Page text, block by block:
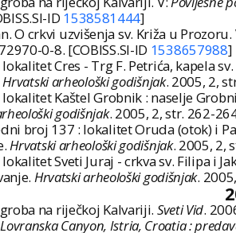
ID 1538581444]
O crkvi uzvišenja sv. Križa u Prozoru.
0-8. [COBISS.SI-ID 1538657988]
Cres - Trg F. Petrića, kapela
Hrvatski arheološki godišnjak. 2005, 2,
lokalitet Kaštel Grobnik : naselje
godišnjak. 2005, 2, str. 262-
broj 137 : lokalitet Oruda (otok)
Hrvatski arheološki godišnjak. 2005, 2,
Sveti Juraj - crkva sv. Filipa i
Hrvatski arheološki godišnjak.
na riječkoj Kalvariji. Sveti Vid.
Lovranska Canyon, Istria, Croatia :